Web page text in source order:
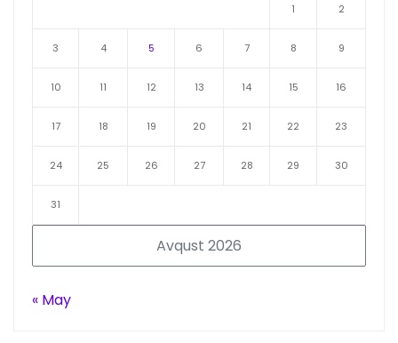
Avqust 2026
1 2
3 4 5 6 7 8 9
10 11 12 13 14 15 16
17 18 19 20 21 22 23
24 25 26 27 28 29 30
31
« May